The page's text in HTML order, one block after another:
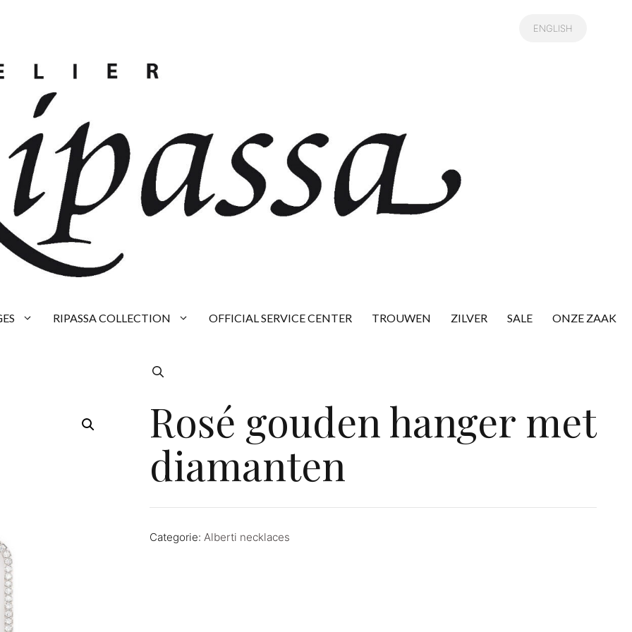
ENGLISH
RIPASSA COLLECTION OFFICIAL SERVICE CENTER TROUWEN ZILVER SALE ONZE ZAAK
Rosé gouden hanger met
diamanten
Categorie: Alberti necklaces